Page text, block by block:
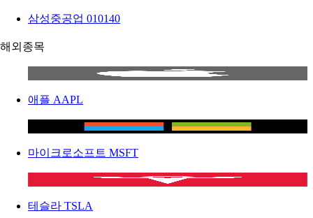
삼성중공업 010140
해외종목
애플 AAPL
마이크로소프트 MSFT
테슬라 TSLA